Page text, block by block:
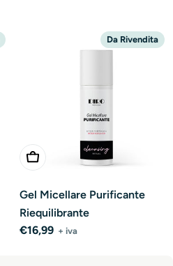
Da Rivendita
Add To Cart
Gel Micellare Purificante
Riequilibrante
Regular
€16,99 + iva